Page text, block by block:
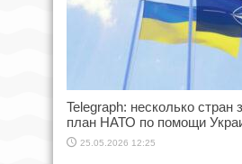
Telegraph: несколько стран
план НАТО по помощи
25.05.2026 12:25